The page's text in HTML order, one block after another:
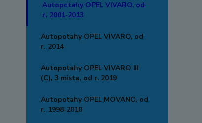
Autopotahy OPEL VIVARO, od
r. 2001-2013
Autopotahy OPEL VIVARO, od
r. 2014
Autopotahy OPEL VIVARO III
(C), 3 místa, od r. 2019
Autopotahy OPEL MOVANO, od
r. 1998-2010